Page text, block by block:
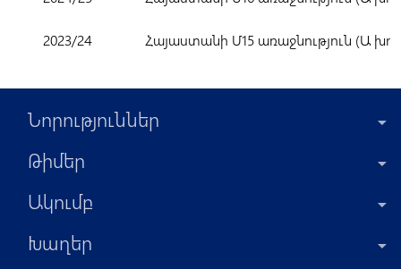
2023/24 Հայաստանի Մ15 առաջնություն (Ա
Նորություններ
Թիմեր
Ակումբ
Խաղեր